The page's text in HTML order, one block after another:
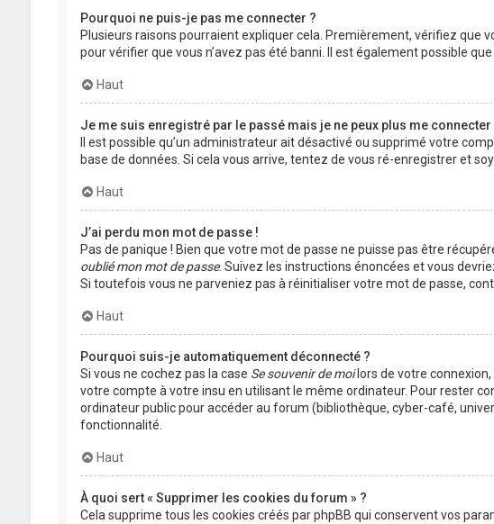
Pourquoi ne puis-je pas me connecter ?
Plusieurs raisons pourraient expliquer cela. Premièrement, vérifiez que
pour vérifier que vous n’avez pas été banni. Il est également possible
Haut
Je me suis enregistré par le passé mais je ne peux plus me connecter
Il est possible qu’un administrateur ait désactivé ou supprimé votre
base de données. Si cela vous arrive, tentez de vous ré-enregistrer et
Haut
J’ai perdu mon mot de passe !
Pas de panique ! Bien que votre mot de passe ne puisse pas être
oublié mon mot de passe. Suivez les instructions énoncées et vous
Si toutefois vous ne parveniez pas à réinitialiser votre mot de passe,
Haut
Pourquoi suis-je automatiquement déconnecté ?
Si vous ne cochez pas la case Se souvenir de moilors de votre connexion,
votre compte à votre insu en utilisant le même ordinateur. Pour rester
ordinateur public pour accéder au forum (bibliothèque, cyber-café,
fonctionnalité.
Haut
À quoi sert « Supprimer les cookies du forum » ?
Cela supprime tous les cookies créés par phpBB qui conservent vos